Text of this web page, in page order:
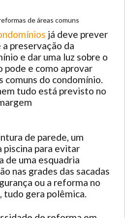
de áreas comuns
já deve prever
preservação da
e dar uma luz sobre o
pode e como aprovar
comuns do condomínio.
tudo está previsto no
de parede, um
piscina para evitar
de uma esquadria
nas grades das sacadas
ou a reforma no
tudo gera polêmica.